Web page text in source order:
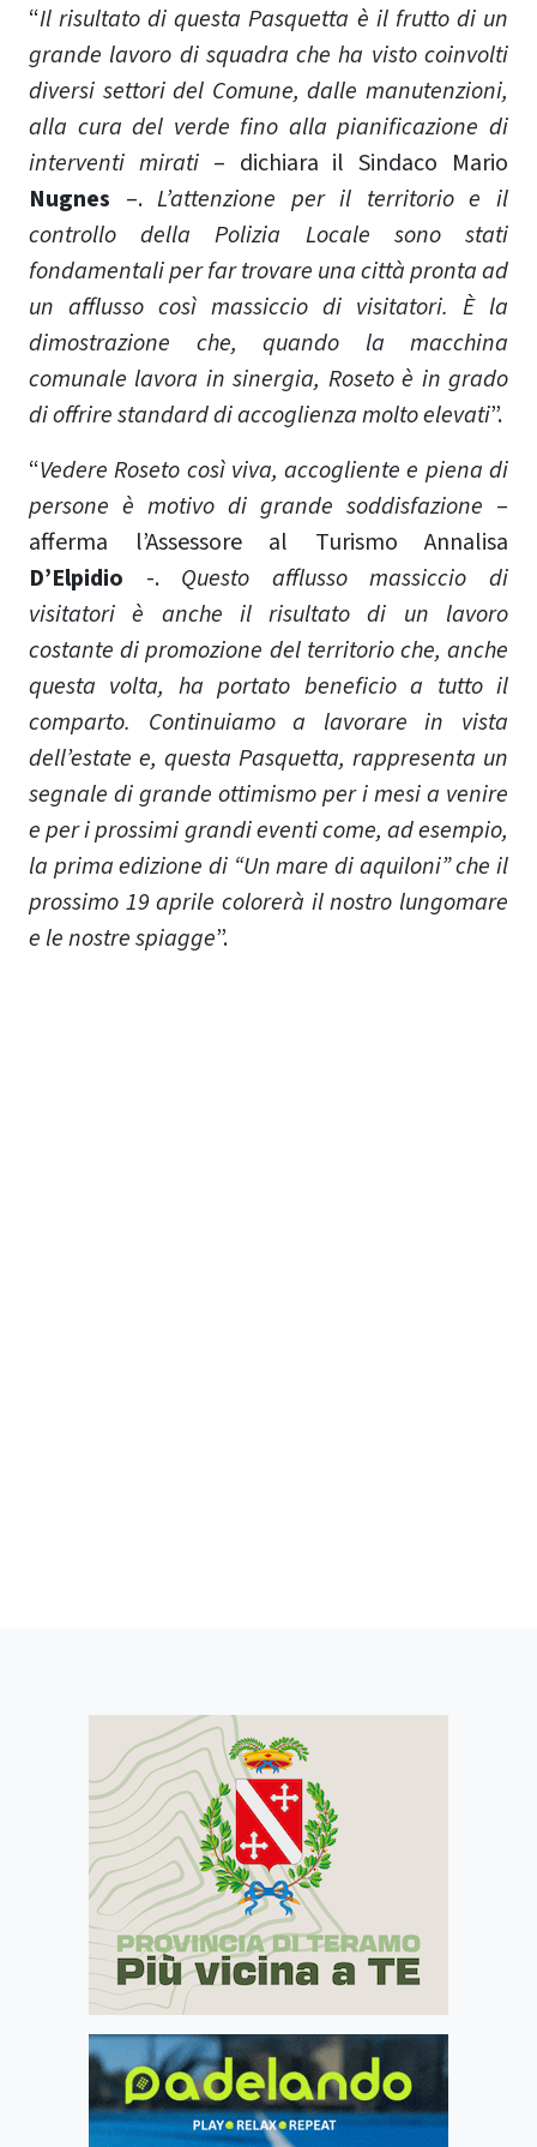
“Il risultato di questa Pasquetta è il frutto di un
grande lavoro di squadra che ha visto coinvolti
diversi settori del Comune, dalle manutenzioni,
alla cura del verde fino alla pianificazione di
interventi mirati– dichiara il Sindaco Mario
Nugnes –.L’attenzione per il territorio e il
controllo della Polizia Locale sono stati
fondamentali per far trovare una città pronta ad
un afflusso così massiccio di visitatori. È la
dimostrazione che, quando la macchina
comunale lavora in sinergia, Roseto è in grado
di offrire standard di accoglienza molto elevati”.
“Vedere Roseto così viva, accogliente e piena di
persone è motivo di grande soddisfazione –
afferma l’Assessore al Turismo Annalisa
D’Elpidio -. Questo afflusso massiccio di
visitatori è anche il risultato di un lavoro
costante di promozione del territorio che, anche
questa volta, ha portato beneficio a tutto il
comparto. Continuiamo a lavorare in vista
dell’estate e, questa Pasquetta, rappresenta un
segnale di grande ottimismo per i mesi a venire
e per i prossimi grandi eventi come, ad esempio,
la prima edizione di “Un mare di aquiloni” che il
prossimo 19 aprile colorerà il nostro lungomare
e le nostre spiagge”.